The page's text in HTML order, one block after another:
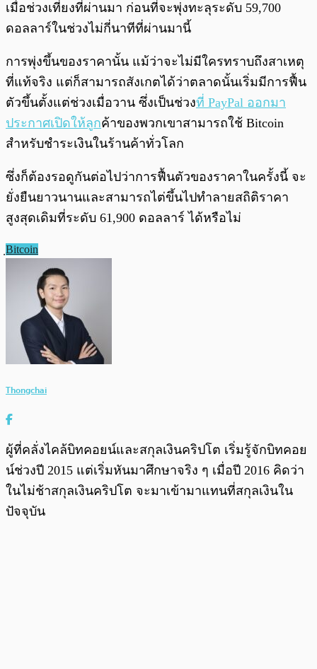
เมื่อช่วงเที่ยงที่ผ่านมา ก่อนที่จะพุ่งทะลุระดับ 59,700
ดอลลาร์ในช่วงไม่กี่นาทีที่ผ่านมานี้
การพุ่งขึ้นของราคานั้น แม้ว่าจะไม่มีใครทราบถึงสาเหตุ
ที่แท้จริง แต่ก็สามารถสังเกตได้ว่าตลาดนั้นเริ่มมีการฟื้น
ตัวขึ้นตั้งแต่ช่วงเมื่อวาน ซึ่งเป็นช่วงที่ PayPal ออกมา
ประกาศเปิดให้ลูกค้าของพวกเขาสามารถใช้ Bitcoin
สำหรับชำระเงินในร้านค้าทั่วโลก
ซึ่งก็ต้องรอดูกันต่อไปว่าการฟื้นตัวของราคาในครั้งนี้ จะ
ยั่งยืนยาวนานและสามารถไต่ขึ้นไปทำลายสถิติราคา
สูงสุดเดิมที่ระดับ 61,900 ดอลลาร์ ได้หรือไม่
ฺBitcoin
Thongchai
ผู้ที่คลั่งไคล้บิทคอยน์และสกุลเงินคริปโต เริ่มรู้จักบิทคอย
น์ช่วงปี 2015 แต่เริ่มหันมาศึกษาจริง ๆ เมื่อปี 2016 คิดว่า
ในไม่ช้าสกุลเงินคริปโต จะมาเข้ามาแทนที่สกุลเงินใน
ปัจจุบัน